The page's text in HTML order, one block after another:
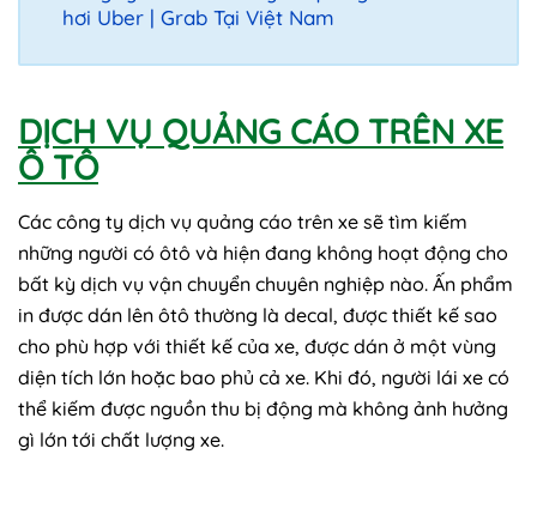
hơi Uber | Grab Tại Việt Nam
DỊCH VỤ QUẢNG CÁO TRÊN XE
Ô TÔ
Các công ty dịch vụ quảng cáo trên xe sẽ tìm kiếm
những người có ôtô và hiện đang không hoạt động cho
bất kỳ dịch vụ vận chuyển chuyên nghiệp nào. Ấn phẩm
in được dán lên ôtô thường là decal, được thiết kế sao
cho phù hợp với thiết kế của xe, được dán ở một vùng
diện tích lớn hoặc bao phủ cả xe. Khi đó, người lái xe có
thể kiếm được nguồn thu bị động mà không ảnh hưởng
gì lớn tới chất lượng xe.